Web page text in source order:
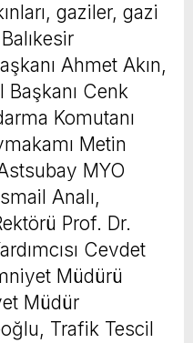
gaziler, gazi
Ahmet Akın,
Başkanı Cenk
Komutanı
Metin
MYO
Analı,
Prof. Dr.
Cevdet
Müdürü
Müdür
Trafik Tescil